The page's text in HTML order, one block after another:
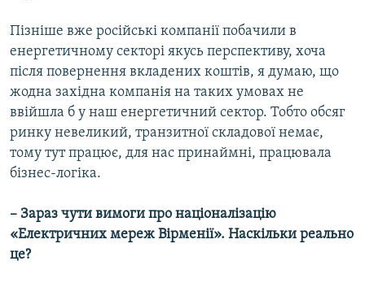
Пізніше вже російські компанії побачили в
енергетичному секторі якусь перспективу, хоча
після повернення вкладених коштів, я думаю, що
жодна західна компанія на таких умовах не
ввійшла б у наш енергетичний сектор. Тобто обсяг
ринку невеликий, транзитної складової немає,
тому тут працює, для нас принаймні, працювала
бізнес-логіка.
– Зараз чути вимоги про націоналізацію
«Електричних мереж Вірменії». Наскільки реально
це?